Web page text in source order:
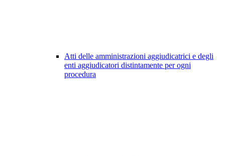
Atti delle amministrazioni aggiudicatrici e degli
enti aggiudicatori distintamente per ogni
procedura